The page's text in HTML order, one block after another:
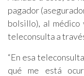
pagador
bolsillo), al
teleconsulta a
“En esa
qué me está